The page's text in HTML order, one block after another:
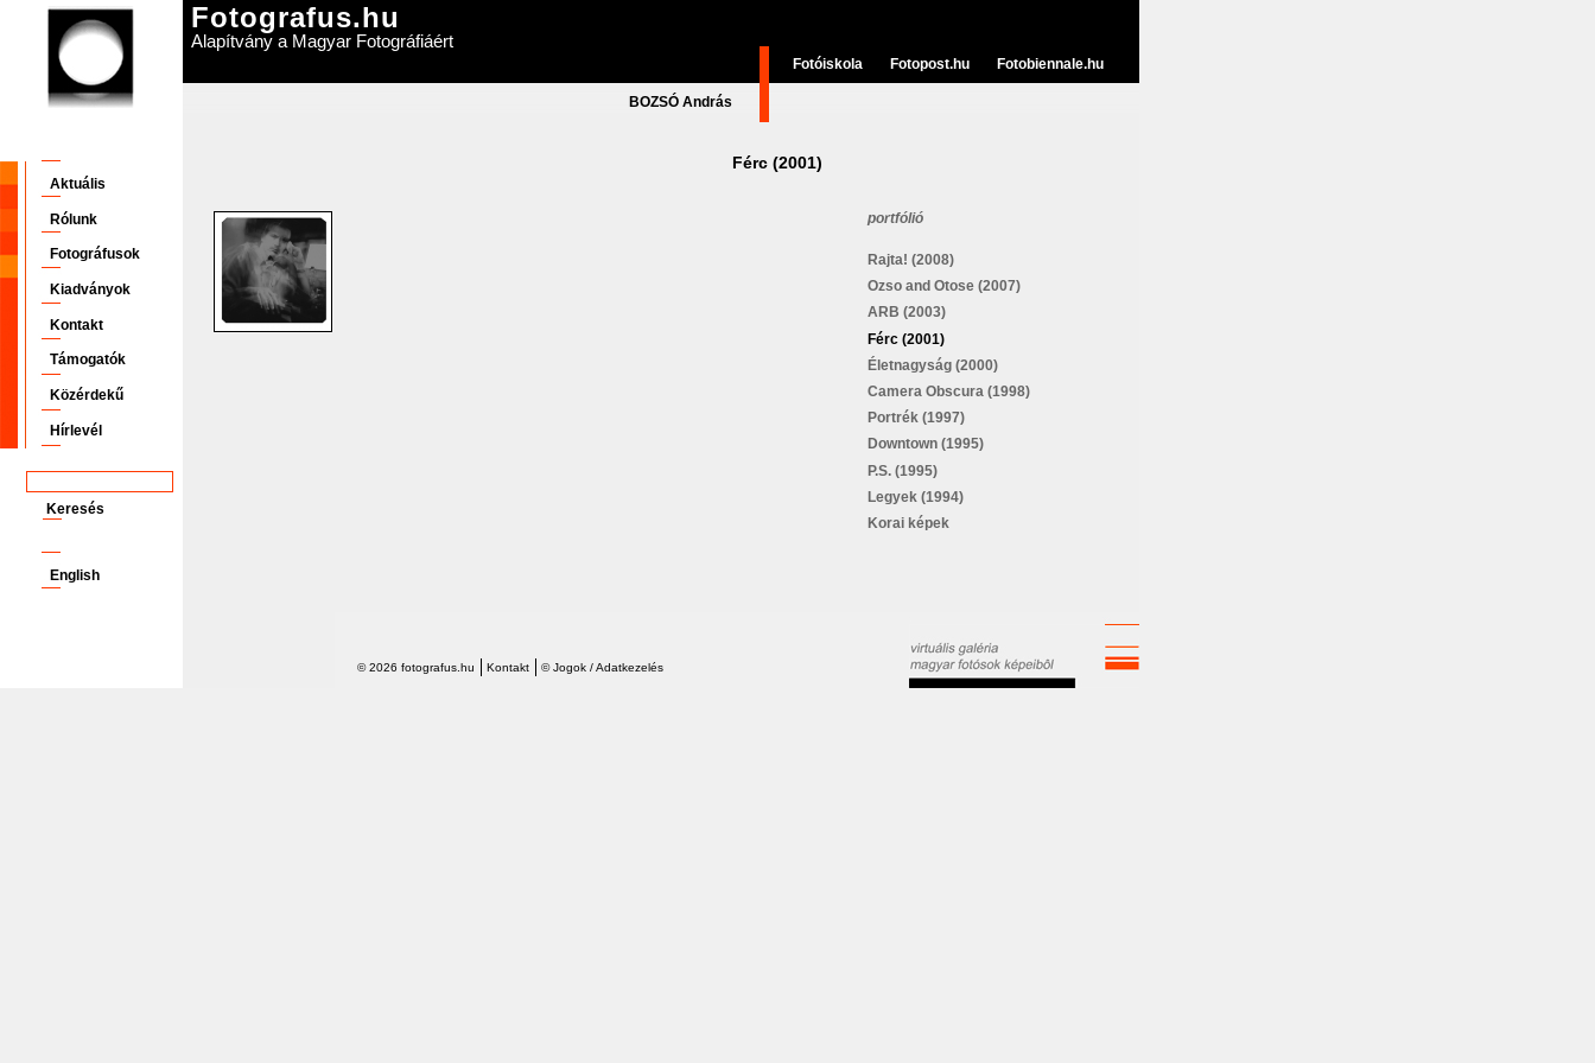
Fotografus.hu
Alapítvány a Magyar Fotográfiáért
BOZSÓ András
Fotóiskola Fotopost.hu Fotobiennale.hu
Aktuális
Rólunk
Fotográfusok
Kiadványok
Kontakt
Támogatók
Közérdekű
Hírlevél
English
Férc (2001)
portfólió
Rajta! (2008)
Ozso and Otose (2007)
ARB (2003)
Férc (2001)
Életnagyság (2000)
Camera Obscura (1998)
Portrék (1997)
Downtown (1995)
P.S. (1995)
Legyek (1994)
Korai képek
© 2026 fotografus.hu Kontakt ©Jogok / Adatkezelés